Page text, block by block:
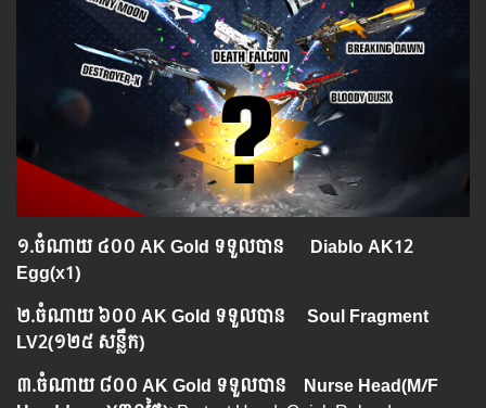
១.​ចំណាយ៤០០ AK Gold ទទួលបាន Diablo AK12
Egg(x1)
២.​ចំណាយ៦០០ AK Gold ទទួលបាន Soul Fragment
LV2(១២៥ សន្លឹក)
៣.​ចំណាយ៨០០ AK Gold ទទួលបាន Nurse Head(M/F